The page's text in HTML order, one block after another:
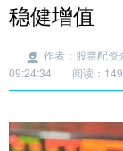
稳健增值
作者：股票配资
09:24:34
阅读：149